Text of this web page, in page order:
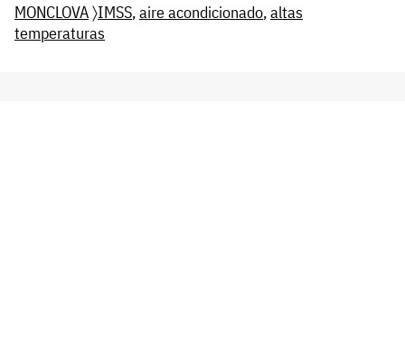
MONCLOVA〉IMSS,aire acondicionado,altas
temperaturas